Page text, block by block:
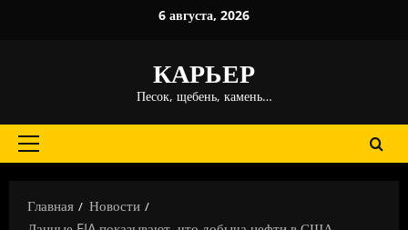
6 августа, 2026
КАРЬЕР
Песок, щебень, камень…
Основное
Главная
Новости